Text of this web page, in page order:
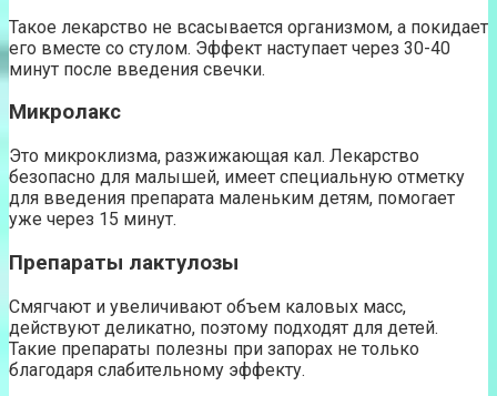
Такое лекарство не всасывается организмом, а покидает
его вместе со стулом. Эффект наступает через 30-40
минут после введения свечки.
Микролакс
Это микроклизма, разжижающая кал. Лекарство
безопасно для малышей, имеет специальную отметку
для введения препарата маленьким детям, помогает
уже через 15 минут.
Препараты лактулозы
Смягчают и увеличивают объем каловых масс,
действуют деликатно, поэтому подходят для детей.
Такие препараты полезны при запорах не только
благодаря слабительному эффекту.